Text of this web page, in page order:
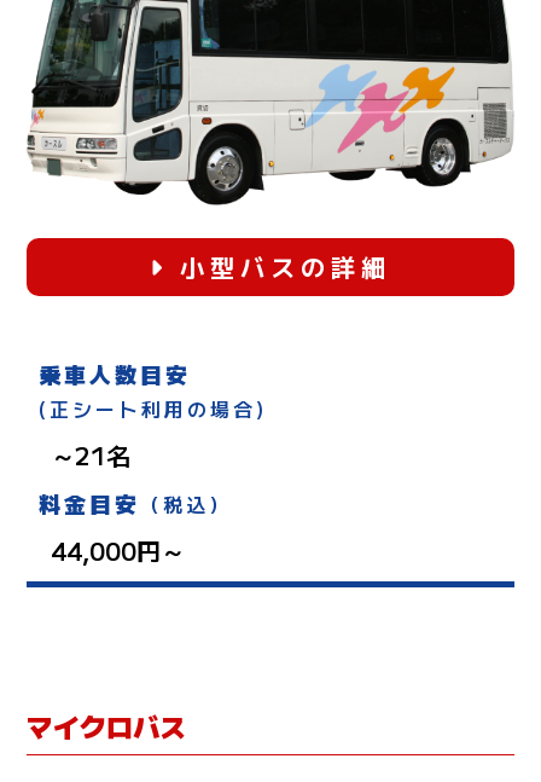
小型バスの詳細
乗車人数目安
(正シート利用の場合)
～21名
料金目安 （税込）
44,000円～
マイクロバス